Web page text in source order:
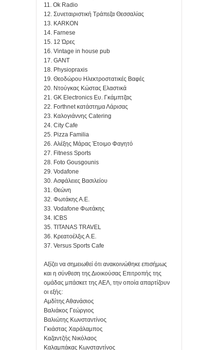
11. Ok Radio
12. Συνεταιριστική Τράπεζα Θεσσαλίας
13. KARKON
14. Farnese
15. 12 Ώρες
16. Vintage in house pub
17. GANT
18. Physiopraxis
19. Θεοδώρου Ηλεκτροστατικές Βαφές
20. Ντούγκας Κώστας Ελαστικά
21. GK Electronics Ευ. Γκάμπτζας
22. Forthnet κατάστημα Λάρισας
23. Καλογιάννης Catering
24. City Cafe
25. Pizza Familia
26. Αλέξης Μάρας Έτοιμο Φαγητό
27. Fitness Sports
28. Foto Gousgounis
29. Vodafone
30. Ασφάλειες Βασιλείου
31. Θεώνη
32. Φωτάκης Α.Ε.
33. Vodafone Φωτάκης
34. ICBS
35. ΤΙΤΑΝΑS TRAVEL
36. Κρεατοέλξις Α.Ε.
37. Versus Sports Cafe
Αξίζει να σημειωθεί ότι ανακοινώθηκε επισήμως
και η σύνθεση της Διοικούσας Επιτροπής της
ομάδας μπάσκετ της ΑΕΛ, την οποία απαρτίζουν
οι εξής:
Αμδίτης Αθανάσιος
Βαλιάκος Γεώργιος
Βαλιώτης Κωνσταντίνος
Γκιάστας Χαράλαμπος
Καζαντζής Νικόλαος
Καλαμπάκας Κωνσταντίνος